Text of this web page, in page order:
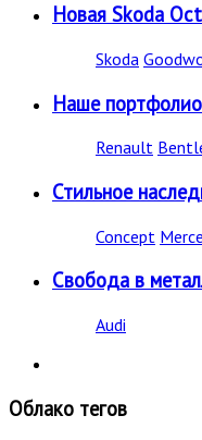
Новая Skoda
Skoda
Наше
Renault
Стильное
Concept
Свобода в
Audi
Облако тегов